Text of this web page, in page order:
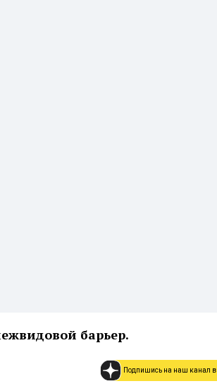
барьер.
Подпишись на наш канал в